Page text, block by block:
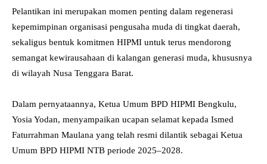
Pelantikan ini merupakan momen penting dalam regenerasi
kepemimpinan organisasi pengusaha muda di tingkat daerah,
sekaligus bentuk komitmen HIPMI untuk terus mendorong
semangat kewirausahaan di kalangan generasi muda, khususnya
di wilayah Nusa Tenggara Barat.
Dalam pernyataannya, Ketua Umum BPD HIPMI Bengkulu,
Yosia Yodan, menyampaikan ucapan selamat kepada Ismed
Faturrahman Maulana yang telah resmi dilantik sebagai Ketua
Umum BPD HIPMI NTB periode 2025–2028.